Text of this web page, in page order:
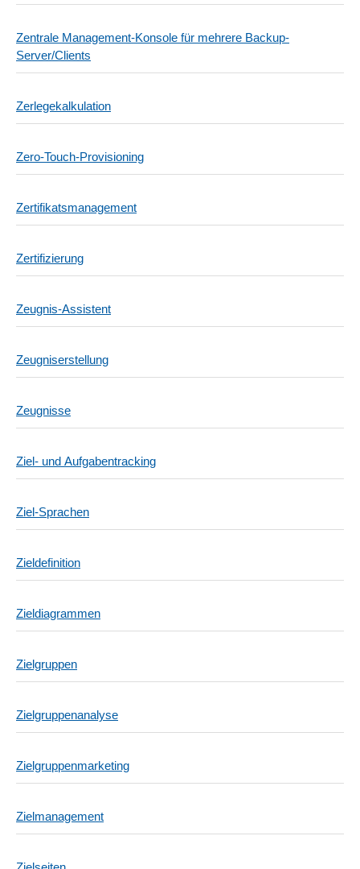
Zentrale Management-Konsole für mehrere Backup-
Server/Clients
Zerlegekalkulation
Zero-Touch-Provisioning
Zertifikatsmanagement
Zertifizierung
Zeugnis-Assistent
Zeugniserstellung
Zeugnisse
Ziel- und Aufgabentracking
Ziel-Sprachen
Zieldefinition
Zieldiagrammen
Zielgruppen
Zielgruppenanalyse
Zielgruppenmarketing
Zielmanagement